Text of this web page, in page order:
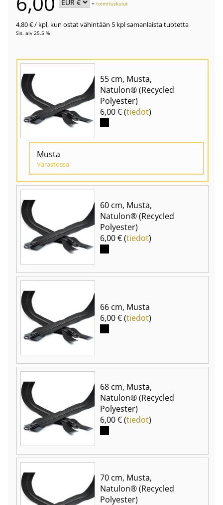
+toimituskulut
4,80 €/ kpl, kun ostat vähintään 5 kpl samanlaista tuotetta
Sis. alv 25.5 %
55 cm, Musta,
Natulon® (Recycled
Polyester)
6,00 € (tiedot)
Musta
Varastossa
60 cm, Musta,
Natulon® (Recycled
Polyester)
6,00 € (tiedot)
66 cm, Musta
6,00 € (tiedot)
68 cm, Musta,
Natulon® (Recycled
Polyester)
6,00 € (tiedot)
70 cm, Musta,
Natulon® (Recycled
Polyester)